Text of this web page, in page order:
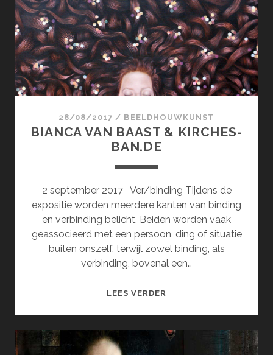
ERG
28/08/2017 / BEELDHOUWKUNST
BIANCA VAN BAAST & KIRCHES-
BAN.DE
2 september 2017 Ver/binding Tijdens de
expositie worden meerdere kanten van binding
en verbinding belicht. Beiden worden vaak
geassocieerd met een persoon, ding of situatie
buiten onszelf, terwijl zowel binding, als
verbinding, bovenal een…
LEES VERDER
&